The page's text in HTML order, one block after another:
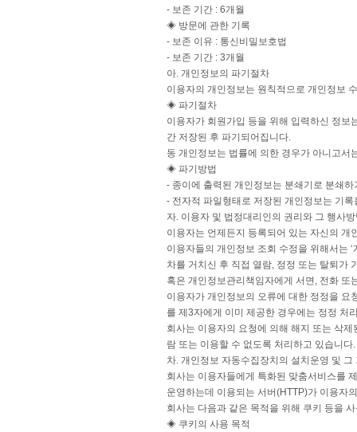
- 보존 기간 : 6개월
◈ 방문에 관한 기록
- 보존 이유 : 통신비밀보호법
- 보존 기간 : 3개월
아. 개인정보의 파기절차
이용자의 개인정보는 원칙적으로 개인정보
◈ 파기절차
이용자가 회원가입 등을 위해 입력하신 정보
간 저장된 후 파기되어집니다.
동 개인정보는 법률에 의한 경우가 아니고
◈ 파기방법
- 종이에 출력된 개인정보는 분쇄기로 분쇄
- 전자적 파일형태로 저장된 개인정보는 기
자. 이용자 및 법정대리인의 권리와 그 행사
이용자는 언제든지 등록되어 있는 자신의
이용자들의 개인정보 조회 수정을 위해서는
차를 거치신 후 직접 열람, 정정 또는 탈퇴가
혹은 개인정보관리책임자에게 서면, 전화
이용자가 개인정보의 오류에 대한 정정을
를 제3자에게 이미 제공한 경우에는 정정 처
회사는 이용자의 요청에 의해 해지 또는 삭
람 또는 이용할 수 없도록 처리하고 있습니다.
차. 개인정보 자동수집장치의 설치운영 및
회사는 이용자들에게 특화된 맞춤서비스를
운영하는데 이용되는 서버(HTTP)가 이용자
회사는 다음과 같은 목적을 위해 쿠키 등을
◈ 쿠키의 사용 목적